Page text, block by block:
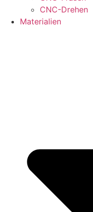
CNC-Drehen
Materialien